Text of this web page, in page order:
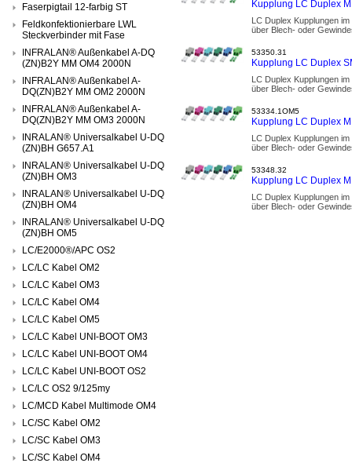
Faserpigtail 12-farbig ST
Feldkonfektionierbare LWL
Steckverbinder mit Fase
INFRALAN® Außenkabel A-DQ
(ZN)B2Y MM OM4 2000N
INFRALAN® Außenkabel A-
DQ(ZN)B2Y MM OM2 2000N
INFRALAN® Außenkabel A-
DQ(ZN)B2Y MM OM3 2000N
INRALAN® Universalkabel U-DQ
(ZN)BH G657.A1
INRALAN® Universalkabel U-DQ
(ZN)BH OM3
INRALAN® Universalkabel U-DQ
(ZN)BH OM4
INRALAN® Universalkabel U-DQ
(ZN)BH OM5
LC/E2000®/APC OS2
LC/LC Kabel OM2
LC/LC Kabel OM3
LC/LC Kabel OM4
LC/LC Kabel OM5
LC/LC Kabel UNI-BOOT OM3
LC/LC Kabel UNI-BOOT OM4
LC/LC Kabel UNI-BOOT OS2
LC/LC OS2 9/125my
LC/MCD Kabel Multimode OM4
LC/SC Kabel OM2
LC/SC Kabel OM3
LC/SC Kabel OM4
Kupplung LC Duplex
LC Duplex Kupplungen
über Blech- oder
53350.31
Kupplung LC Duplex
LC Duplex Kupplungen
über Blech- oder
53334.1OM5
Kupplung LC Duplex
LC Duplex Kupplungen
über Blech- oder
53348.32
Kupplung LC Duplex
LC Duplex Kupplungen
über Blech- oder